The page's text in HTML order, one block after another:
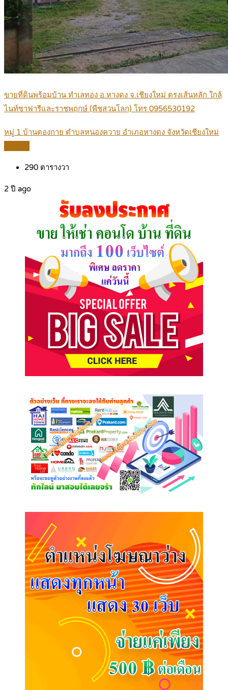
ขายที่ดินพร้อมบ้าน ทำเลทอง อ.หางดง จ.เชียงใหม่ ตรงเส้นหลัก ใกล้
ไนท์ซาฟารีและราชพฤกษ์ (พืชสวนโลก) โทร 0956530192
หมู่ 1 บ้านตองกาย ตำบลหนองควาย อำเภอหางดง จังหวัดเชียงใหม่
290 ตารางวา
2 ปี ago